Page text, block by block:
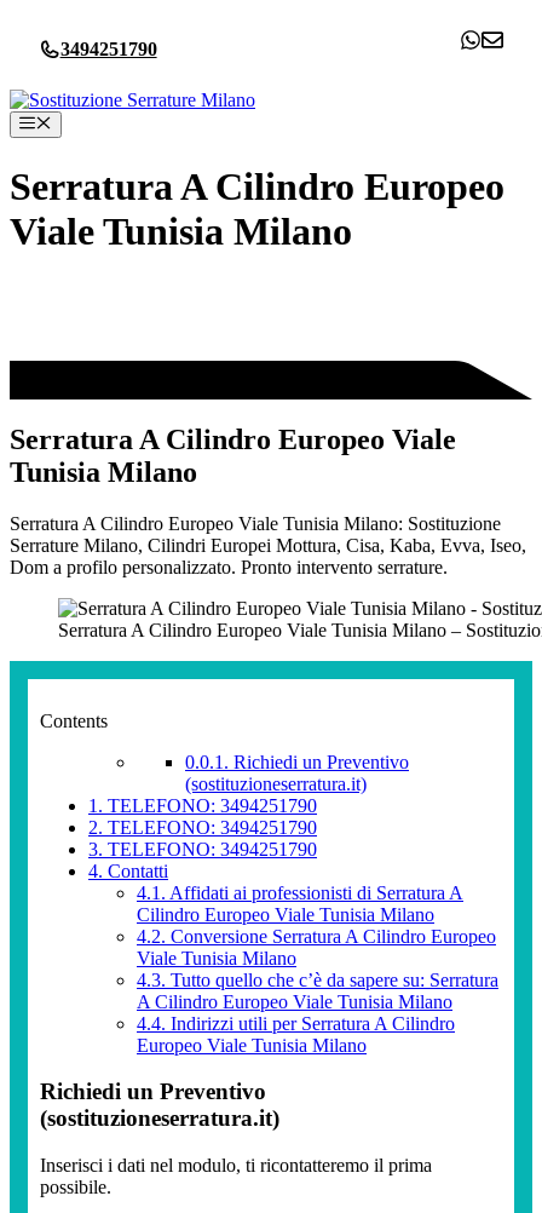
contenuto
3494251790
Menu
Serratura A Cilindro Europeo
Viale Tunisia Milano
Serratura A Cilindro Europeo Viale
Tunisia Milano
Serratura A Cilindro Europeo Viale Tunisia Milano: Sostituzione
Serrature Milano, Cilindri Europei Mottura, Cisa, Kaba, Evva, Iseo,
Dom a profilo personalizzato. Pronto intervento serrature.
Serratura A Cilindro Europeo Viale Tunisia Milano –
Contents
0.0.1. Richiedi un Preventivo
(sostituzioneserratura.it)
1. TELEFONO: 3494251790
2. TELEFONO: 3494251790
3. TELEFONO: 3494251790
4. Contatti
4.1. Affidati ai professionisti di Serratura A
Cilindro Europeo Viale Tunisia Milano
4.2. Conversione Serratura A Cilindro Europeo
Viale Tunisia Milano
4.3. Tutto quello che c’è da sapere su: Serratura
A Cilindro Europeo Viale Tunisia Milano
4.4. Indirizzi utili per Serratura A Cilindro
Europeo Viale Tunisia Milano
Richiedi un Preventivo
(sostituzioneserratura.it)
Inserisci i dati nel modulo, ti ricontatteremo il prima
possibile.